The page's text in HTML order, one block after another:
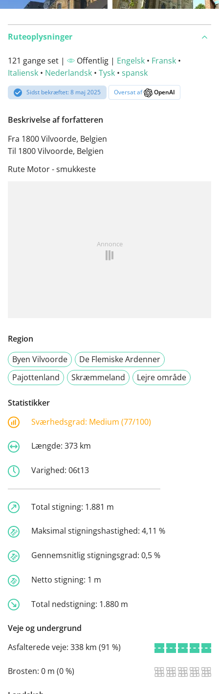
Ruteoplysninger
121 gange set | Offentlig | Engelsk • Fransk •
Italiensk • Nederlandsk • Tysk • spansk
Sidst bekræftet: 8 maj 2025 Oversat af OpenAI
Beskrivelse af forfatteren
Fra 1800 Vilvoorde, Belgien
Til 1800 Vilvoorde, Belgien
Rute Motor - smukkeste
Annonce
Region
Byen Vilvoorde
De Flemiske Ardenner
Pajottenland
Skræmmeland Lejre område
Statistikker
Sværhedsgrad: Medium (77/100)
Længde: 373 km
Varighed: 06t13
Total stigning: 1.881 m
Maksimal stigningshastighed: 4,11 %
Gennemsnitlig stigningsgrad: 0,5 %
Netto stigning: 1 m
Total nedstigning: 1.880 m
Veje og undergrund
Asfalterede veje: 338 km (91 %)
Brosten: 0 m (0 %)